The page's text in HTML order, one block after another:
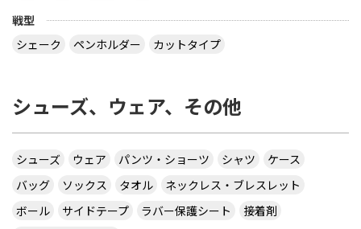
戦型
シェーク
ペンホルダー カットタイプ
シューズ、ウェア、その他
シューズ ウェア パンツ・ショーツ シャツ
ケース
バッグ
ソックス タオル
ネックレス・ブレスレット
ボール
サイドテープ ラバー保護シート
接着剤